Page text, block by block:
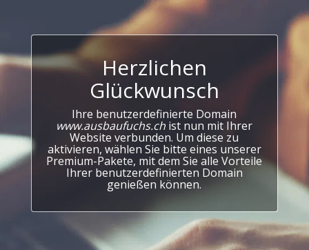
Herzlichen
Glückwunsch
Ihre benutzerdefinierte Domain
www.ausbaufuchs.ch ist nun mit Ihrer
Website verbunden. Um diese zu
aktivieren, wählen Sie bitte eines unserer
Premium-Pakete, mit dem Sie alle Vorteile
Ihrer benutzerdefinierten Domain
genießen können.